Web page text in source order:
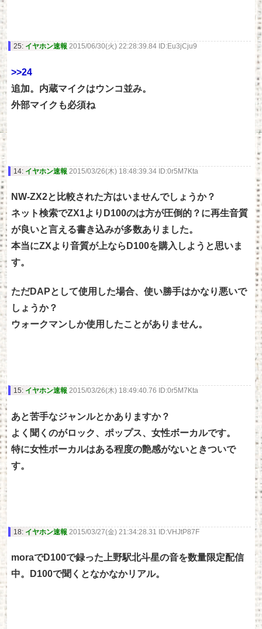
25: イヤホン速報 2015/06/30(火) 22:28:39.84 ID:Eu3jCju9
>>24
追加。内蔵マイクはウンコ並み。
外部マイクも必須ね
14: イヤホン速報 2015/03/26(木) 18:48:39.34 ID:0r5M7Kta
NW-ZX2と比較された方はいませんでしょうか？
ネット検索でZX1よりD100のは方が圧倒的？に再生音質
が良いと言える書き込みが多数ありました。
本当にZXより音質が上ならD100を購入しようと思いま
す。
ただDAPとして使用した場合、使い勝手はかなり悪いで
しょうか？
ウォークマンしか使用したことがありません。
15: イヤホン速報 2015/03/26(木) 18:49:40.76 ID:0r5M7Kta
あと苦手なジャンルとかありますか？
よく聞くのがロック、ポップス、女性ボーカルです。
特に女性ボーカルはある程度の艶感がないときついで
す。
18: イヤホン速報 2015/03/27(金) 21:34:28.31 ID:VHJtP87F
moraでD100で録った上野駅北斗星の音を数量限定配信
中。D100で聞くとなかなかリアル。